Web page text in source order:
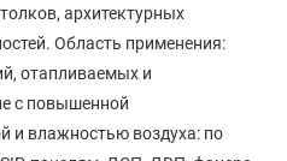
архитектурных
Область применения:
отапливаемых и
с повышенной
и влажностью воздуха: по